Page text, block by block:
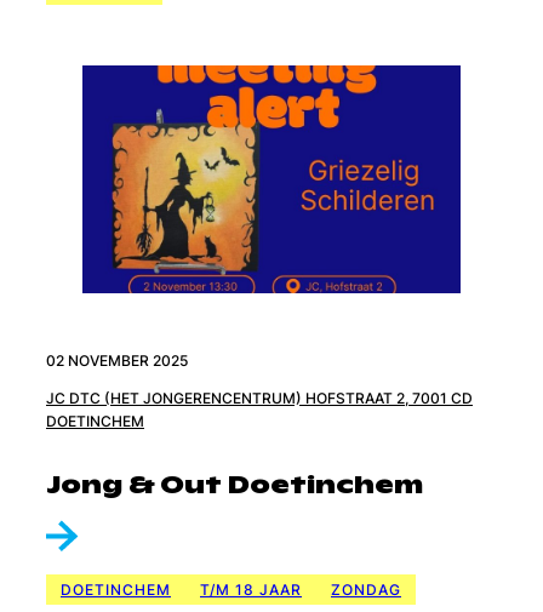
02 NOVEMBER 2025
JC DTC (HET JONGERENCENTRUM) HOFSTRAAT 2, 7001 CD
DOETINCHEM
Jong & Out Doetinchem
DOETINCHEM T/M 18 JAAR ZONDAG